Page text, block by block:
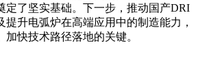
定了坚实基础。下一步，推动国产DRI
提升电弧炉在高端应用中的制造能力，
快技术路径落地的关键。